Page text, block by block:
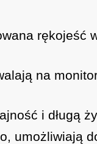
rękojeść
na
i długą
umożliwiają